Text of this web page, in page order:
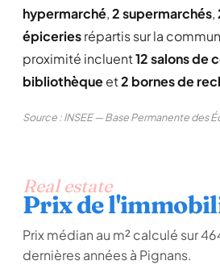
hypermarché,2 supermarchés,
épiceriesrépartis sur la
proximité incluent12 salons de
bibliothèqueet2 bornes de
Source : INSEE — Base Permanente des
Real estate
Prix de
Prix médian au m² calculé sur
dernières années à Pignans.